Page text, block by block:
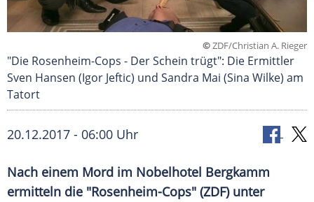
©ZDF/Christian A. Rieger
"Die Rosenheim-Cops - Der Schein trügt": Die Ermittler
Sven Hansen (Igor Jeftic) und Sandra Mai (Sina Wilke) am
Tatort
20.12.2017 - 06:00 Uhr
Nach einem Mord im Nobelhotel Bergkamm
ermitteln die "Rosenheim-Cops" (ZDF) unter